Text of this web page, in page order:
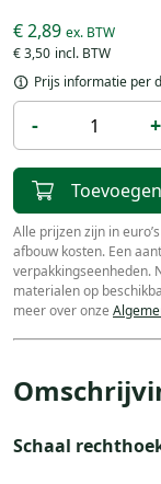
€ 3,50
€ 2,89
Prijs informatie per
- +
Alle prijzen zijn in
afbouw kosten. Een
verpakkingseenheden.
materialen op
meer over onze
Schaal